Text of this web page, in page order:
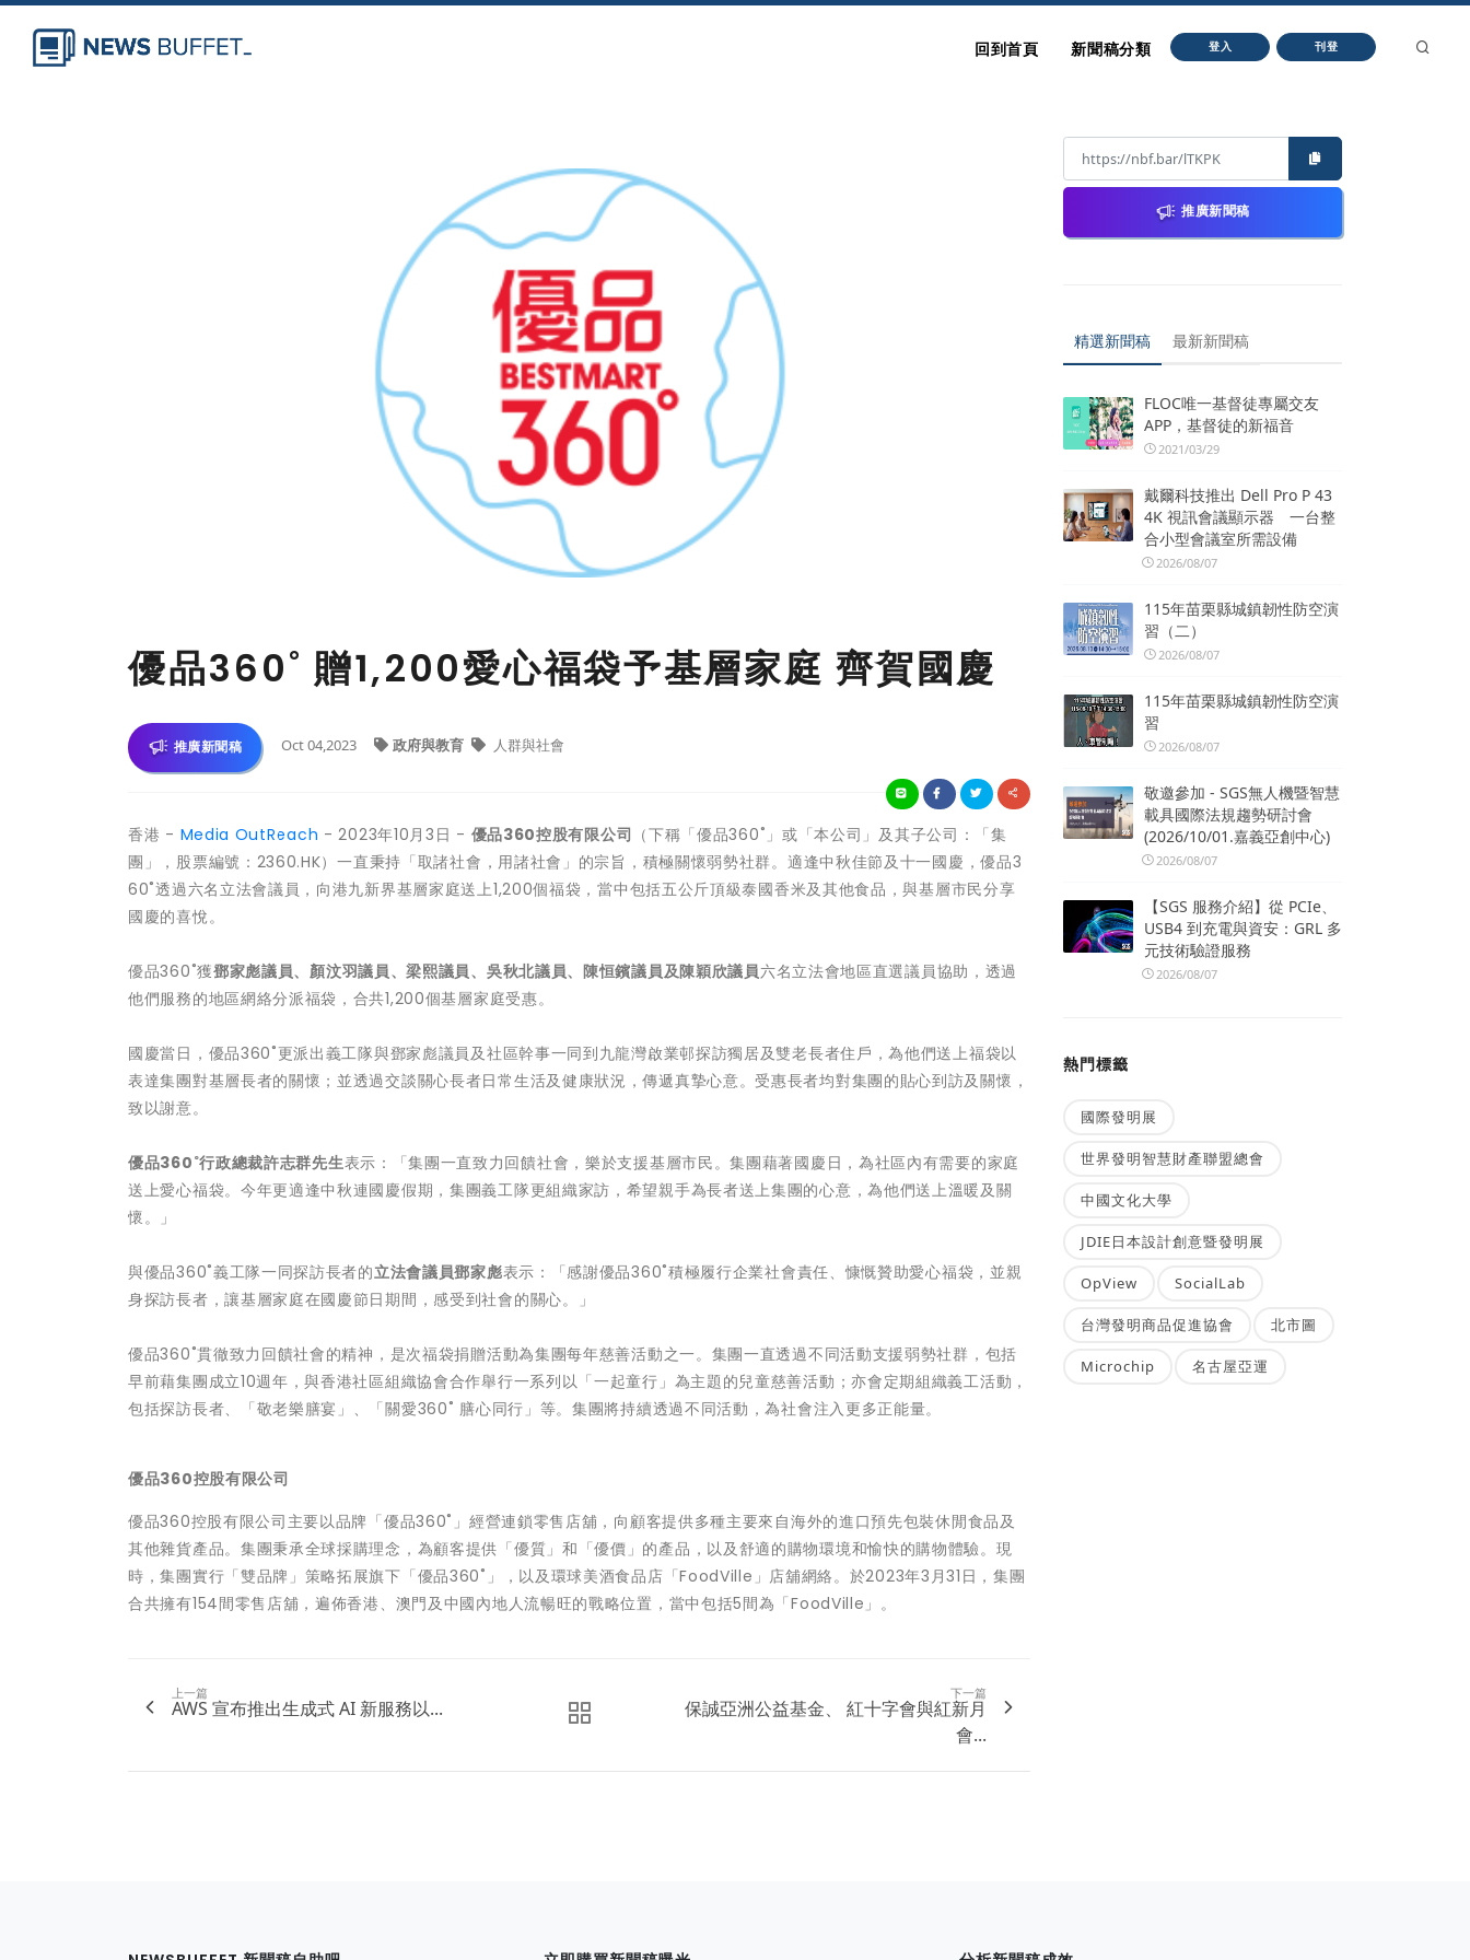
回到首頁 新聞稿分類 登入 刊登
優品360˚ 贈1,200愛心福袋予基層家庭 齊賀國慶
推廣新聞稿 Oct 04,2023 政府與教育 人群與社會
香港 - Media OutReach - 2023年10月3日 - 優品360控股有限公司 （下稱「優品360˚」或「本公司」及其子公司：「集
團」，股票編號：2360.HK）一直秉持「取諸社會，用諸社會」的宗旨，積極關懷弱勢社群。適逢中秋佳節及十一國慶，優品3
60˚透過六名立法會議員，向港九新界基層家庭送上1,200個福袋，當中包括五公斤頂級泰國香米及其他食品，與基層市民分享
國慶的喜悅。
優品360˚獲鄧家彪議員、顏汶羽議員、梁熙議員、 吳秋北議員、 陳恒鑌議員及陳穎欣議員六名立法會地區直選議員協助，透過
他們服務的地區網絡分派福袋，合共1,200個基層家庭受惠。
國慶當日，優品360˚更派出義工隊與鄧家彪議員及社區幹事一同到九龍灣啟業邨探訪獨居及雙老長者住戶，為他們送上福袋以
表達集團對基層長者的關懷；並透過交談關心長者日常生活及健康狀況，傳遞真摯心意。受惠長者均對集團的貼心到訪及關懷，
致以謝意。
優品360˚行政總裁許志群先生表示：「集團一直致力回饋社會，樂於支援基層市民。集團藉著國慶日，為社區內有需要的家庭
送上愛心福袋。今年更適逢中秋連國慶假期，集團義工隊更組織家訪，希望親手為長者送上集團的心意，為他們送上溫暖及關
懷。」
與優品360˚義工隊一同探訪長者的立法會議員鄧家彪表示：「感謝優品360˚積極履行企業社會責任、慷慨贊助愛心福袋，並親
身探訪長者，讓基層家庭在國慶節日期間，感受到社會的關心。」
優品360˚貫徹致力回饋社會的精神，是次福袋捐贈活動為集團每年慈善活動之一。集團一直透過不同活動支援弱勢社群，包括
早前藉集團成立10週年，與香港社區組織協會合作舉行一系列以「一起童行」為主題的兒童慈善活動；亦會定期組織義工活動，
包括探訪長者、「敬老樂膳宴」、「關愛360˚ 膳心同行」等。集團將持續透過不同活動，為社會注入更多正能量。
優品360控股有限公司
優品360控股有限公司主要以品牌「優品360˚」經營連鎖零售店舖，向顧客提供多種主要來自海外的進口預先包裝休閒食品及
其他雜貨產品。集團秉承全球採購理念，為顧客提供「優質」和「優價」的產品，以及舒適的購物環境和愉快的購物體驗。現
時，集團實行「雙品牌」策略拓展旗下「優品360˚」，以及環球美酒食品店「FoodVille」店舖網絡。於2023年3月31日，集團
合共擁有154間零售店舖，遍佈香港、澳門及中國內地人流暢旺的戰略位置，當中包括5間為「FoodVille」。
上一篇
AWS 宣布推出生成式 AI 新服務以...
下一篇
保誠亞洲公益基金、 紅十字會與紅新月
會...
推廣新聞稿
精選新聞稿 最新新聞稿
FLOC唯一基督徒專屬交友
APP，基督徒的新福音
2021/03/29
戴爾科技推出 Dell Pro P 43
4K 視訊會議顯示器 一台整
合小型會議室所需設備
2026/08/07
115年苗栗縣城鎮韌性防空演
習（二）
2026/08/07
115年苗栗縣城鎮韌性防空演
習
2026/08/07
敬邀參加 - SGS無人機暨智慧
載具國際法規趨勢研討會
(2026/10/01.嘉義亞創中心)
2026/08/07
【SGS 服務介紹】從 PCIe、
USB4 到充電與資安：GRL 多
元技術驗證服務
2026/08/07
熱門標籤
國際發明展
世界發明智慧財產聯盟總會
中國文化大學
JDIE日本設計創意暨發明展
OpView SocialLab
台灣發明商品促進協會 北市圖
Microchip 名古屋亞運